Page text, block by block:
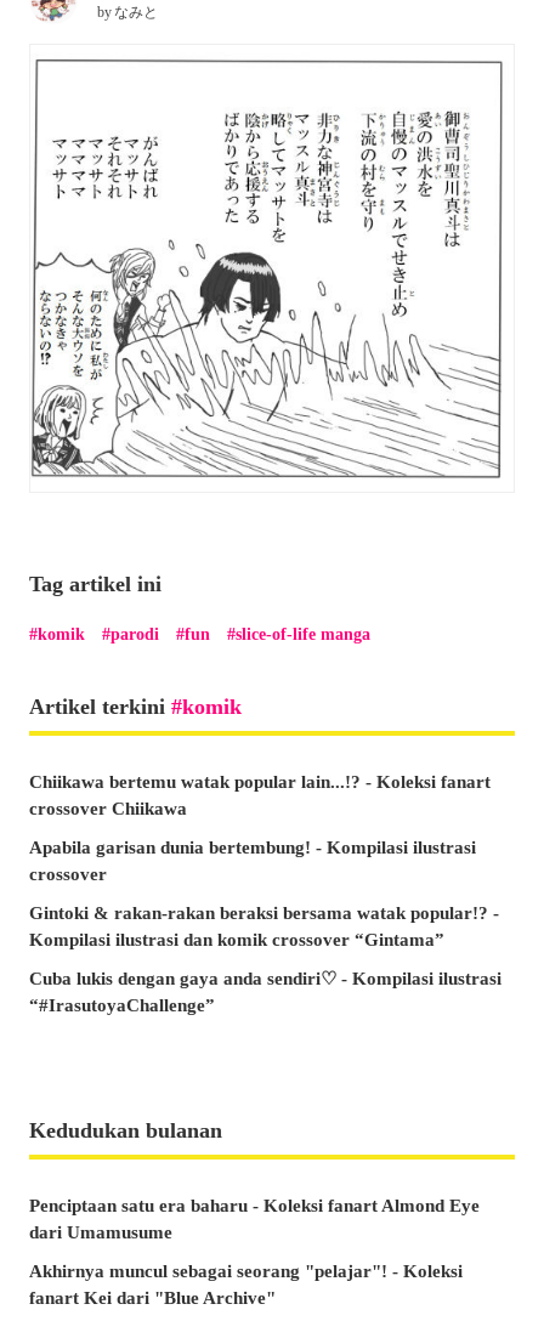
by なみと
Tag artikel ini
komik parodi fun slice-of-life manga
Artikel terkini komik
Chiikawa bertemu watak popular lain...!? - Koleksi fanart
crossover Chiikawa
Apabila garisan dunia bertembung! - Kompilasi ilustrasi
crossover
Gintoki & rakan-rakan beraksi bersama watak popular!? -
Kompilasi ilustrasi dan komik crossover “Gintama”
Cuba lukis dengan gaya anda sendiri♡ - Kompilasi ilustrasi
“#IrasutoyaChallenge”
Kedudukan bulanan
Penciptaan satu era baharu - Koleksi fanart Almond Eye
dari Umamusume
Akhirnya muncul sebagai seorang "pelajar"! - Koleksi
fanart Kei dari "Blue Archive"